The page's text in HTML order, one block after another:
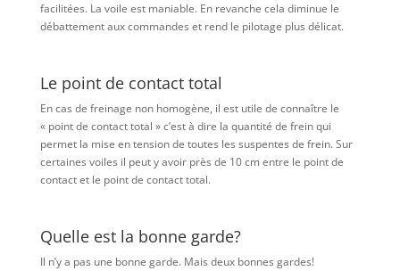
facilitées. La voile est maniable. En revanche cela diminue le
débattement aux commandes et rend le pilotage plus délicat.
Le point de contact total
En cas de freinage non homogène, il est utile de connaître le
« point de contact total » c’est à dire la quantité de frein qui
permet la mise en tension de toutes les suspentes de frein. Sur
certaines voiles il peut y avoir près de 10 cm entre le point de
contact et le point de contact total.
Quelle est la bonne garde?
Il n’y a pas une bonne garde. Mais deux bonnes gardes!